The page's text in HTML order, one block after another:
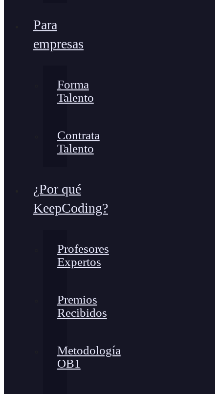
Para
empresas
Forma
Talento
Contrata
Talento
¿Por qué
KeepCoding?
Profesores
Expertos
Premios
Recibidos
Metodología
OB1